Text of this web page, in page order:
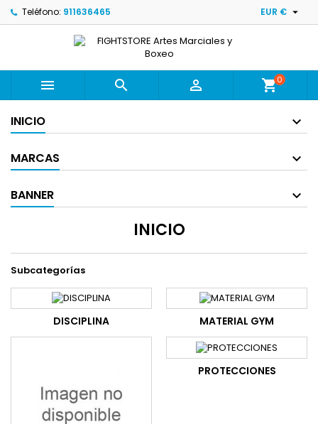
Teléfono: 911636465 EUR € 
   shopping_cart0
INICIO
MARCAS
BANNER
INICIO
Subcategorías
DISCIPLINA MATERIAL GYM
PROTECCIONES